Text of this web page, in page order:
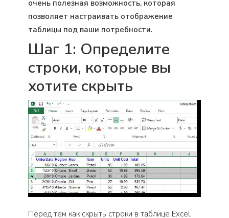
очень полезная возможность, которая
позволяет настраивать отображение
таблицы под ваши потребности.
Шаг 1: Определите
строки, которые вы
хотите скрыть
Перед тем как скрыть строки в таблице Excel,